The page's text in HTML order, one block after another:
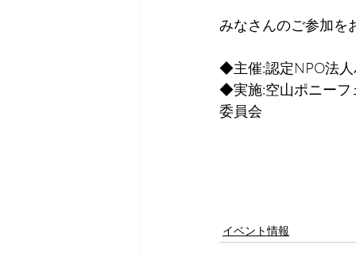
みなさんのご参加を
◆主催:認定NPO法
◆実施:空山ポニーフ
委員会
イベント情報